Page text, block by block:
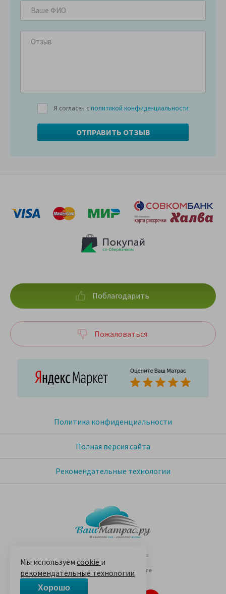
Я согласен с политикой конфиденциальности
© 2005-2026 «Ваш матрас»
14 лет на Яндекс.Маркете
Политика конфиденциальности
Полная версия сайта
Рекомендательные технологии
Поблагодарить
Пожаловаться
Мы используем cookie и
рекомендательные технологии
Хорошо